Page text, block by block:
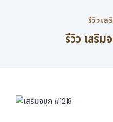
รีวิวเส
รีวิว เสริม